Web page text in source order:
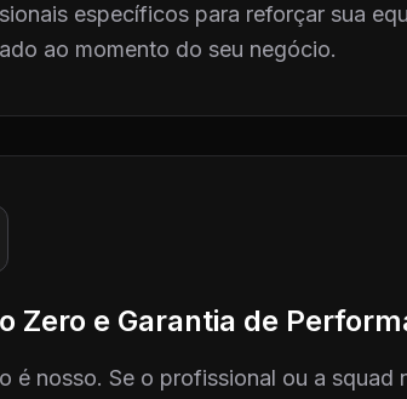
específicos para reforçar sua
ao momento do seu negócio.
Zero e Garantia de
é nosso. Se o profissional ou a squad